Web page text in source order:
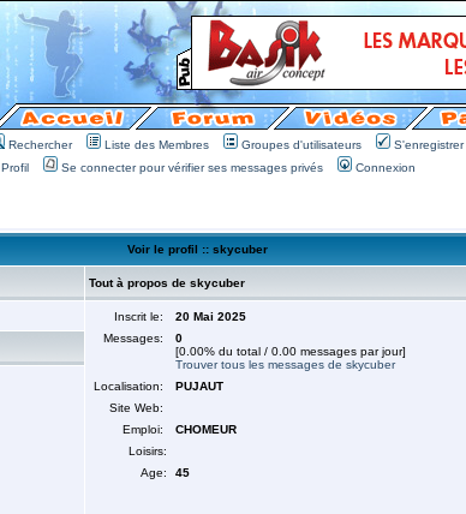
Rechercher Liste des Membres Groupes d'utilisateurs
S'enregistrer
Profil
Se connecter pour vérifier ses messages privés Connexion
Voir le profil :: skycuber
Tout à propos de skycuber
Inscrit le:
20 Mai 2025
Messages:
0
[0.00% du total / 0.00 messages par jour]
Trouver tous les messages de skycuber
Localisation:
PUJAUT
Site Web:
Emploi:
CHOMEUR
Loisirs:
Age:
45